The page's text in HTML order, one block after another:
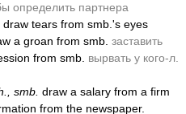
определить партнера
draw tears from smb.'s eyes
a groan from smb. заставить
from smb. вырвать у кого-л.
smb. draw a salary from a firm
from the newspaper.